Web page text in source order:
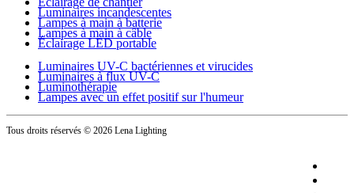
Luminaires incandescentes
Lampes à main à batterie
Lampes à main à câble
Éclairage LED portable
Luminaires UV-C bactériennes et virucides
Luminaires à flux UV-C
Luminothérapie
Lampes avec un effet positif sur l'humeur
Tous droits réservés © 2026 Lena Lighting